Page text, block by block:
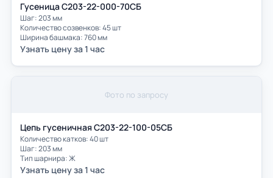
Гусеница С203-22-000-70СБ
Шаг: 203 мм
Количество созвенков: 45 шт
Ширина башмака: 760 мм
Узнать цену за 1 час
Фото по запросу
Цепь гусеничная С203-22-100-05СБ
Количество катков: 40 шт
Шаг: 203 мм
Тип шарнира: Ж
Узнать цену за 1 час